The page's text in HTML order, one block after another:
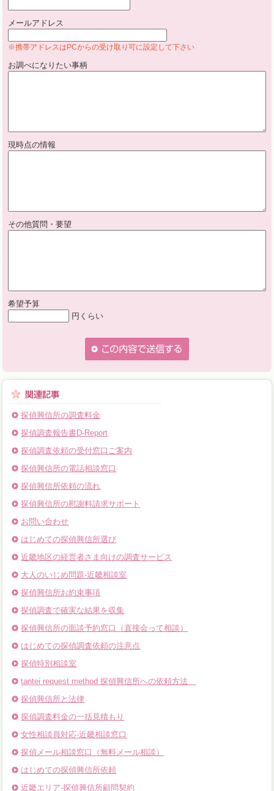
メールアドレス
※携帯アドレスはPCからの受け取り可に設定して下さい
お調べになりたい事柄
現時点の情報
その他質問・要望
希望予算
円くらい
探偵興信所の調査料金
探偵調査報告書D-Report
探偵調査依頼の受付窓口ご案内
探偵興信所の電話相談窓口
探偵興信所依頼の流れ
探偵興信所の慰謝料請求サポート
お問い合わせ
はじめての探偵興信所選び
近畿地区の経営者さま向けの調査サービス
大人のいじめ問題-近畿相談室
探偵興信所お約束事項
探偵調査で確実な結果を収集
探偵興信所の面談予約窓口（直接会って相談）
はじめての探偵調査依頼の注意点
探偵特別相談室
tantei request method 探偵興信所への依頼方法
探偵興信所と法律
探偵調査料金の一括見積もり
女性相談員対応-近畿相談窓口
探偵メール相談窓口（無料メール相談）
はじめての探偵興信所依頼
近畿エリア-探偵興信所顧問契約